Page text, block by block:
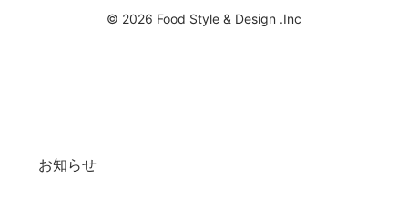
© 2026 Food Style & Design .Inc
お知らせ